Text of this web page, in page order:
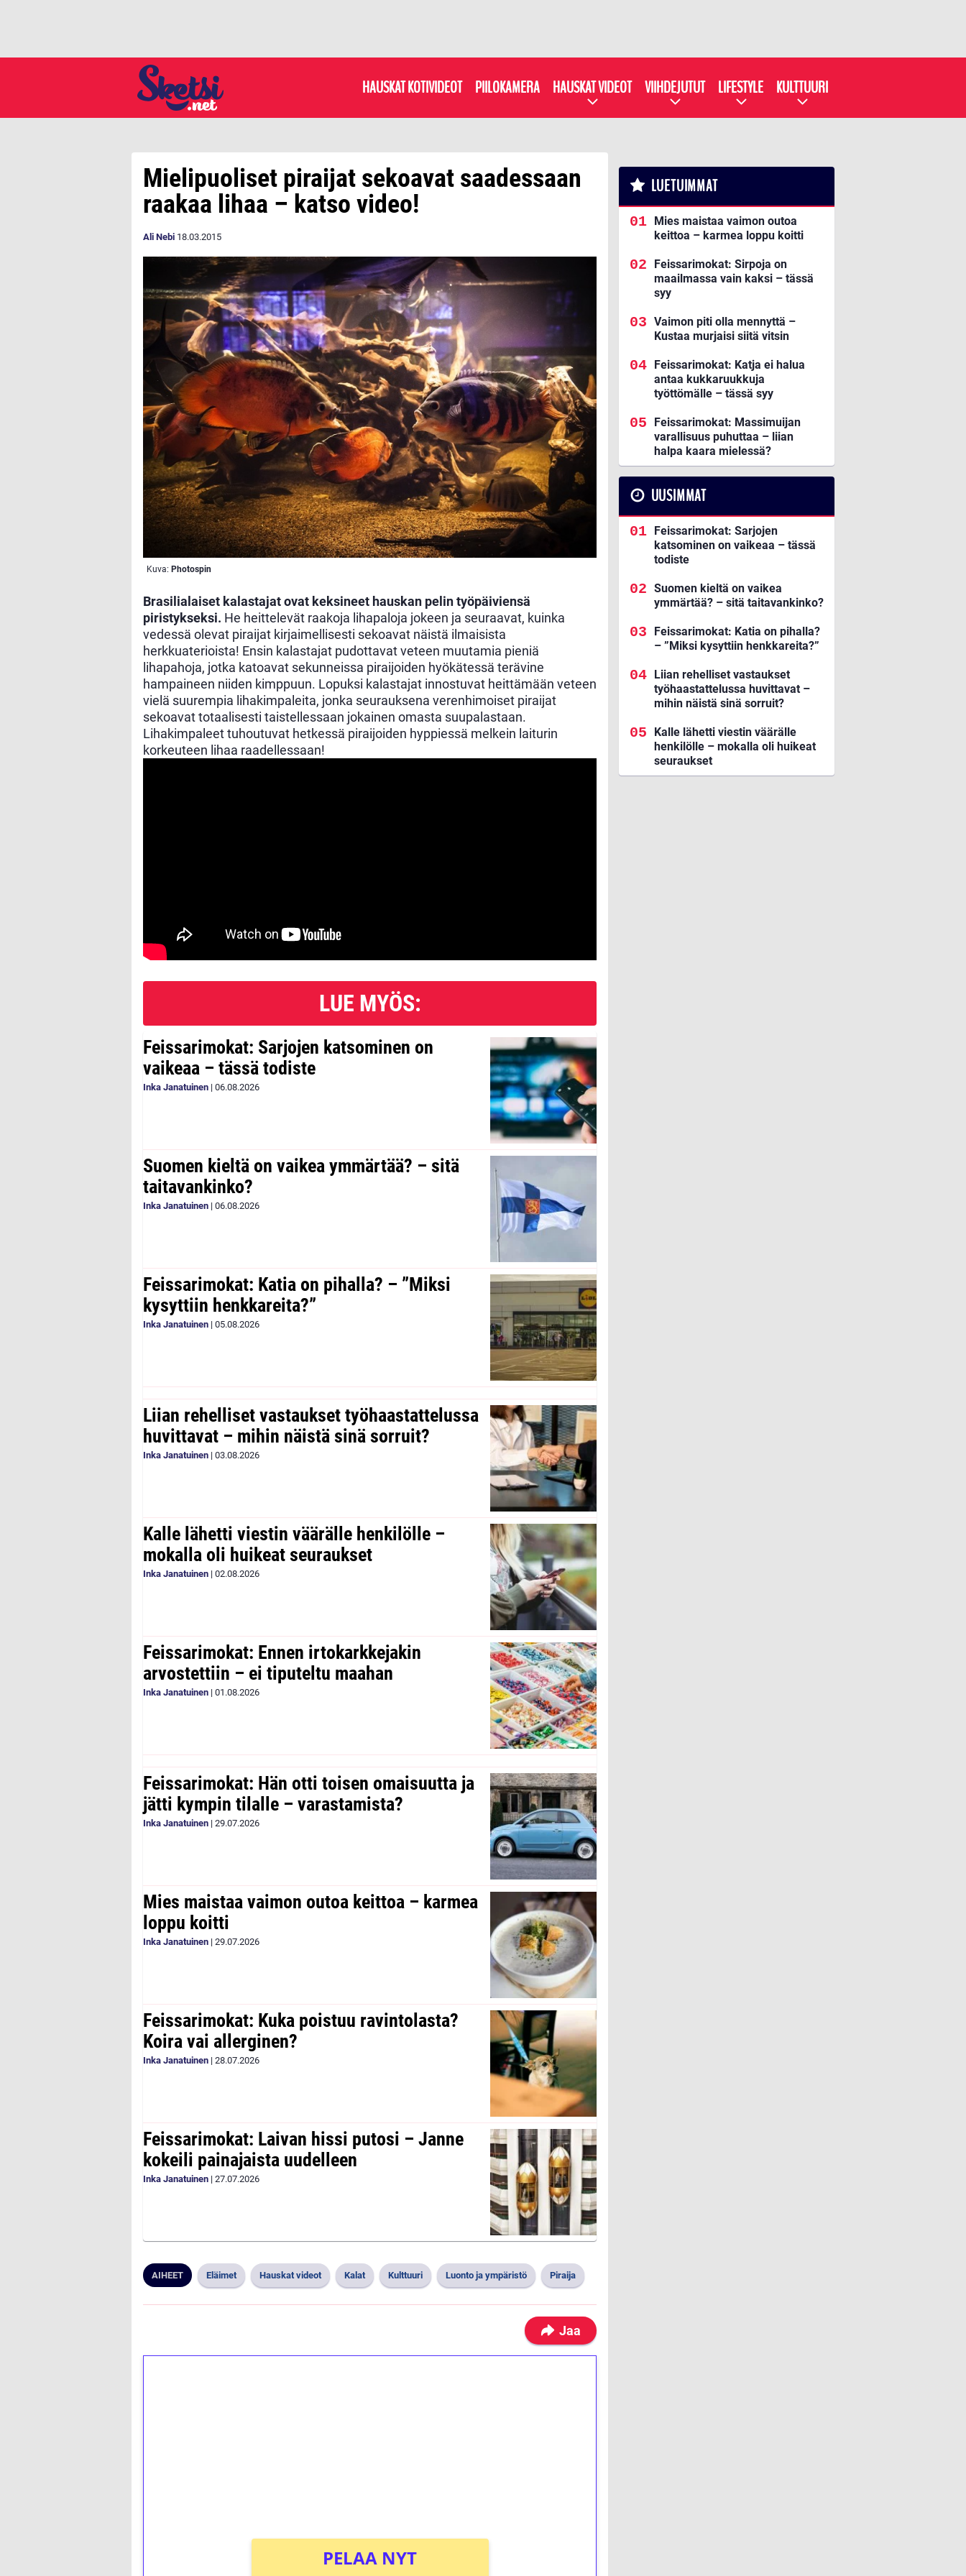
HAUSKAT KOTIVIDEOT PIILOKAMERA HAUSKAT VIDEOT VIIHDEJUTUT LIFESTYLE KULTTUURI
Mielipuoliset piraijat sekoavat saadessaan
raakaa lihaa – katso video!
Ali Nebi 18.03.2015
Kuva: Photospin
Brasilialaiset kalastajat ovat keksineet hauskan pelin työpäiviensä
piristykseksi. He heittelevät raakoja lihapaloja jokeen ja seuraavat, kuinka
vedessä olevat piraijat kirjaimellisesti sekoavat näistä ilmaisista
herkkuaterioista! Ensin kalastajat pudottavat veteen muutamia pieniä
lihapahoja, jotka katoavat sekunneissa piraijoiden hyökätessä terävine
hampaineen niiden kimppuun. Lopuksi kalastajat innostuvat heittämään veteen
vielä suurempia lihakimpaleita, jonka seurauksena verenhimoiset piraijat
sekoavat totaalisesti taistellessaan jokainen omasta suupalastaan.
Lihakimpaleet tuhoutuvat hetkessä piraijoiden hyppiessä melkein laiturin
korkeuteen lihaa raadellessaan!
LUE MYÖS:
Feissarimokat: Sarjojen katsominen on
vaikeaa – tässä todiste
Inka Janatuinen | 06.08.2026
Suomen kieltä on vaikea ymmärtää? – sitä
taitavankinko?
Inka Janatuinen | 06.08.2026
Feissarimokat: Katia on pihalla? – ”Miksi
kysyttiin henkkareita?”
Inka Janatuinen | 05.08.2026
Liian rehelliset vastaukset työhaastattelussa
huvittavat – mihin näistä sinä sorruit?
Inka Janatuinen | 03.08.2026
Kalle lähetti viestin väärälle henkilölle –
mokalla oli huikeat seuraukset
Inka Janatuinen | 02.08.2026
Feissarimokat: Ennen irtokarkkejakin
arvostettiin – ei tiputeltu maahan
Inka Janatuinen | 01.08.2026
Feissarimokat: Hän otti toisen omaisuutta ja
jätti kympin tilalle – varastamista?
Inka Janatuinen | 29.07.2026
Mies maistaa vaimon outoa keittoa – karmea
loppu koitti
Inka Janatuinen | 29.07.2026
Feissarimokat: Kuka poistuu ravintolasta?
Koira vai allerginen?
Inka Janatuinen | 28.07.2026
Feissarimokat: Laivan hissi putosi – Janne
kokeili painajaista uudelleen
Inka Janatuinen | 27.07.2026
AIHEET Eläimet Hauskat videot Kalat Kulttuuri Luonto ja ympäristö Piraija
Jaa
PELAA NYT
LUETUIMMAT
Mies maistaa vaimon outoa
keittoa – karmea loppu koitti
Feissarimokat: Sirpoja on
maailmassa vain kaksi – tässä
syy
Vaimon piti olla mennyttä –
Kustaa murjaisi siitä vitsin
Feissarimokat: Katja ei halua
antaa kukkaruukkuja
työttömälle – tässä syy
Feissarimokat: Massimuijan
varallisuus puhuttaa – liian
halpa kaara mielessä?
UUSIMMAT
Feissarimokat: Sarjojen
katsominen on vaikeaa – tässä
todiste
Suomen kieltä on vaikea
ymmärtää? – sitä taitavankinko?
Feissarimokat: Katia on pihalla?
– ”Miksi kysyttiin henkkareita?”
Liian rehelliset vastaukset
työhaastattelussa huvittavat –
mihin näistä sinä sorruit?
Kalle lähetti viestin väärälle
henkilölle – mokalla oli huikeat
seuraukset